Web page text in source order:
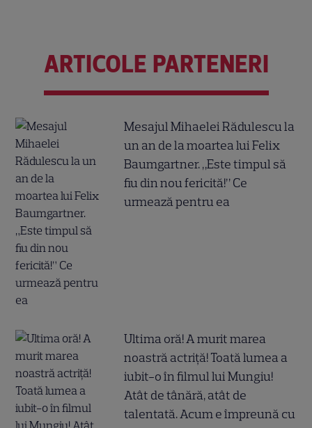
ARTICOLE PARTENERI
Mesajul Mihaelei Rădulescu la
un an de la moartea lui Felix
Baumgartner. „Este timpul să
fiu din nou fericită!” Ce
urmează pentru ea
Ultima oră! A murit marea
noastră actriță! Toată lumea a
iubit-o în filmul lui Mungiu!
Atât de tânără, atât de
talentată. Acum e împreună cu